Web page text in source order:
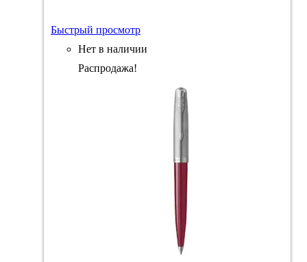
Быстрый просмотр
Нет в наличии
Распродажа!